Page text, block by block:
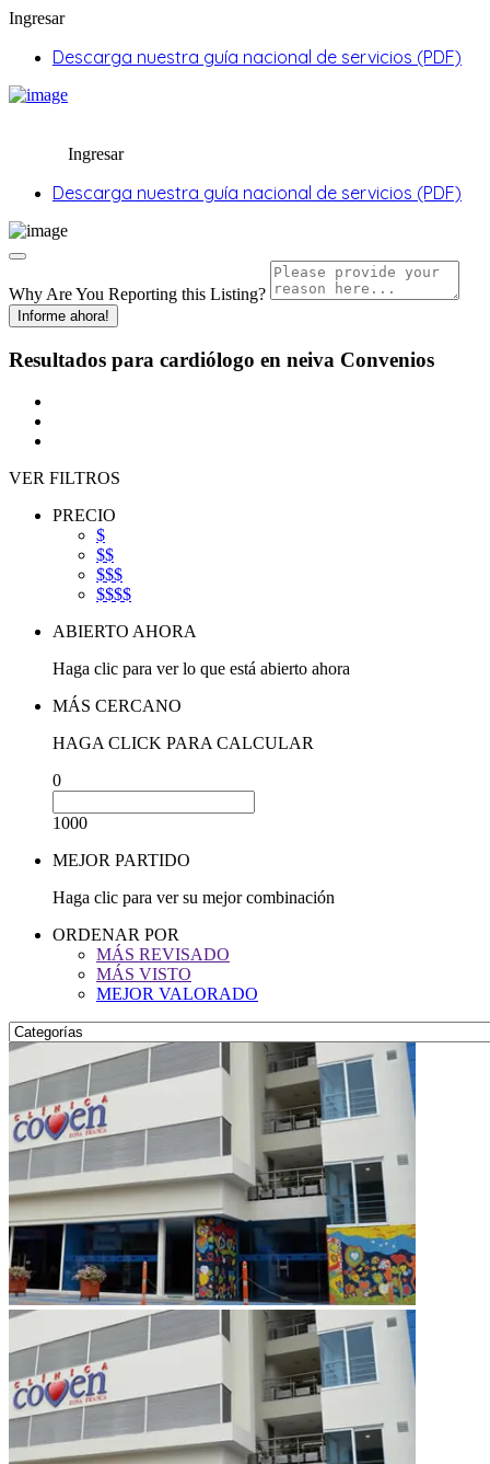
Ingresar
Descarga nuestra guía nacional de servicios (PDF)
Ingresar
Descarga nuestra guía nacional de servicios (PDF)
Why Are You Reporting this Listing?
Informe ahora!
Resultados para cardiólogo en neiva Convenios
VER FILTROS
PRECIO
$
$$
$$$
$$$$
ABIERTO AHORA
Haga clic para ver lo que está abierto ahora
MÁS CERCANO
HAGA CLICK PARA CALCULAR
0
1000
MEJOR PARTIDO
Haga clic para ver su mejor combinación
ORDENAR POR
MÁS REVISADO
MÁS VISTO
MEJOR VALORADO